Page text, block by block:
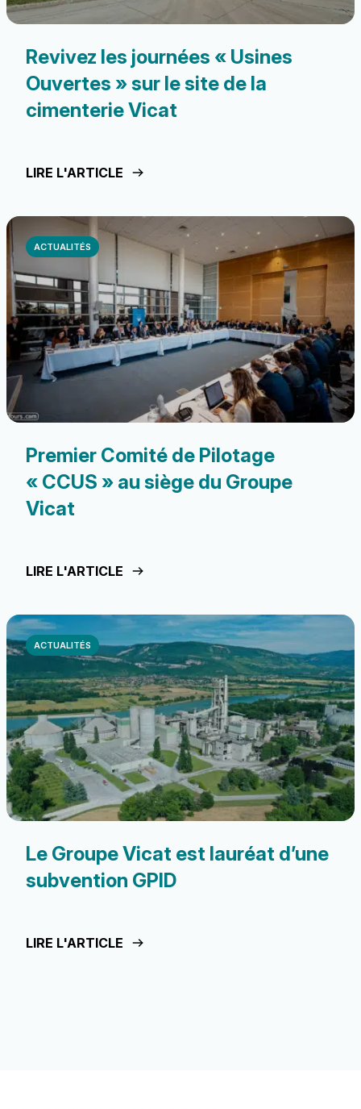
Revivez les journées « Usines
Ouvertes » sur le site de la
cimenterie Vicat
LIRE L'ARTICLE
ACTUALITÉS
Premier Comité de Pilotage
« CCUS » au siège du Groupe
Vicat
LIRE L'ARTICLE
ACTUALITÉS
Le Groupe Vicat est lauréat d’une
subvention GPID
LIRE L'ARTICLE